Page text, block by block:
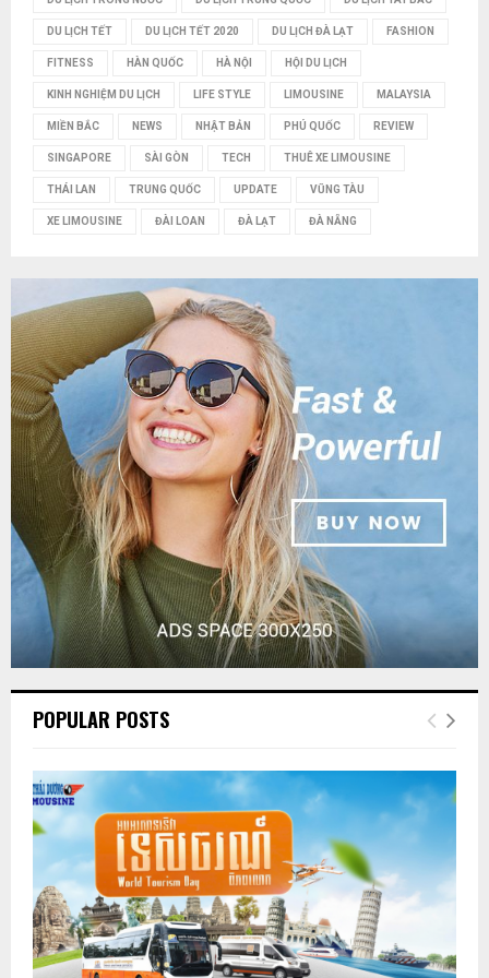
DU LỊCH TẾT DU LỊCH TẾT 2020 DU LỊCH ĐÀ LẠT FASHION
FITNESS HÀN QUỐC HÀ NỘI HỘI DU LỊCH
KINH NGHIỆM DU LỊCH LIFE STYLE LIMOUSINE MALAYSIA
MIỀN BẮC NEWS NHẬT BẢN PHÚ QUỐC REVIEW
SINGAPORE SÀI GÒN TECH THUÊ XE LIMOUSINE
THÁI LAN TRUNG QUỐC UPDATE VŨNG TÀU
XE LIMOUSINE ĐÀI LOAN ĐÀ LẠT ĐÀ NẴNG
POPULAR POSTS